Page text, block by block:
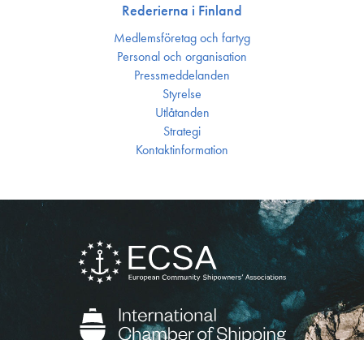
Rederierna i Finland
Medlemsföretag och fartyg
Personal och organisation
Press­meddelanden
Styrelse
Utlåtanden
Strategi
Kontakt­information